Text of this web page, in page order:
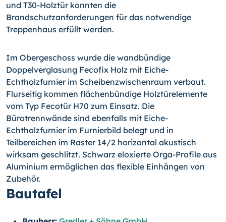
und T30-Holztür konnten die
Brandschutzanforderungen für das notwendige
Treppenhaus erfüllt werden.
Im Obergeschoss wurde die wandbündige
Doppelverglasung Fecofix Holz mit Eiche-
Echtholzfurnier im Scheibenzwischenraum verbaut.
Flurseitig kommen flächenbündige Holztürelemente
vom Typ Fecotür H70 zum Einsatz. Die
Bürotrennwände sind ebenfalls mit Eiche-
Echtholzfurnier im Furnierbild belegt und in
Teilbereichen im Raster 14/2 horizontal akustisch
wirksam geschlitzt. Schwarz eloxierte Orga-Profile aus
Aluminium ermöglichen das flexible Einhängen von
Zubehör.
Bautafel